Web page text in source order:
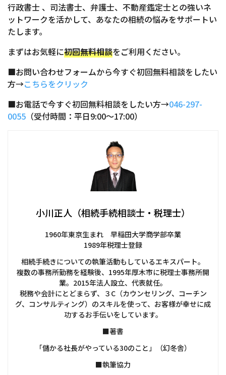
行政書士 、司法書士、弁護士、不動産鑑定士との強いネ
ットワークを活かして、あなたの相続の悩みをサポートい
たします。
まずはお気軽に初回無料相談をご利用ください。
■お問い合わせフォームから今すぐ初回無料相談をしたい
方→こちらをクリック
■お電話で今すぐ初回無料相談をしたい方→046-297-
0055 （受付時間：平日9:00～17:00）
小川正人（相続手続相談士・税理士）
1960年東京生まれ 早稲田大学商学部卒業
1989年税理士登録
相続手続きについての執筆活動もしているエキスパート。
複数の事務所勤務を経験後、1995年厚木市に税理士事務所開
業。2015年法人設立、代表就任。
税務や会計にとどまらず、３C（カウンセリング、コーチン
グ、コンサルティング）のスキルを使って、お客様が幸せに成
功するお手伝いをしています。
■著書
「儲かる社長がやっている30のこと」（幻冬舎）
■執筆協力